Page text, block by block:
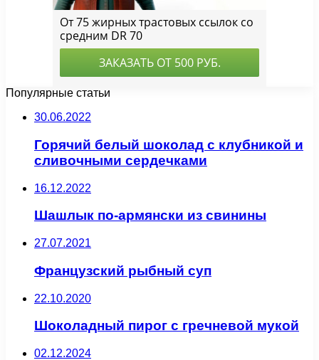
Популярные статьи
30.06.2022
Горячий белый шоколад с клубникой и
сливочными сердечками
16.12.2022
Шашлык по-армянски из свинины
27.07.2021
Французский рыбный суп
22.10.2020
Шоколадный пирог с гречневой мукой
02.12.2024